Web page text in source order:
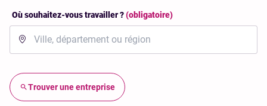
Où souhaitez-vous travailler ?(obligatoire)
Trouver une entreprise